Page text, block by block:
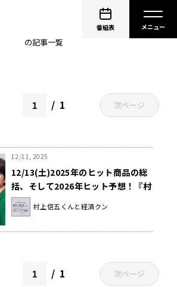
番組表
の記事一覧
1 次ページ
12/11, 2025
12/13(土)2025年のヒット商品の総
括、そして2026年ヒット予想！『村
上信五くんと経済クン』
村上信五くんと経済クン
1 次ページ